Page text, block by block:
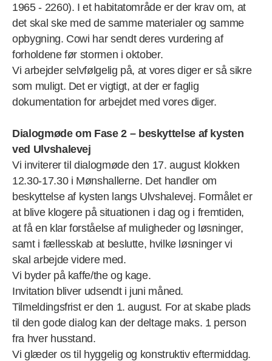
1965 - 2260). I et habitatområde er der krav om, at
det skal ske med de samme materialer og samme
opbygning. Cowi har sendt deres vurdering af
forholdene før stormen i oktober.
Vi arbejder selvfølgelig på, at vores diger er så sikre
som muligt. Det er vigtigt, at der er faglig
dokumentation for arbejdet med vores diger.
Dialogmøde om Fase 2 – beskyttelse af kysten
ved Ulvshalevej
Vi inviterer til dialogmøde den 17. august klokken
12.30-17.30 i Mønshallerne. Det handler om
beskyttelse af kysten langs Ulvshalevej. Formålet er
at blive klogere på situationen i dag og i fremtiden,
at få en klar forståelse af muligheder og løsninger,
samt i fællesskab at beslutte, hvilke løsninger vi
skal arbejde videre med.
Vi byder på kaffe/the og kage.
Invitation bliver udsendt i juni måned.
Tilmeldingsfrist er den 1. august. For at skabe plads
til den gode dialog kan der deltage maks. 1 person
fra hver husstand.
Vi glæder os til hyggelig og konstruktiv eftermiddag.